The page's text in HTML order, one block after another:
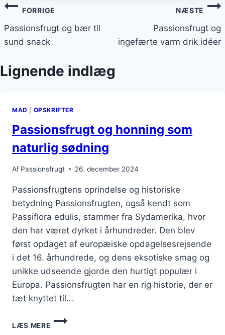
Indlægsnavigation
FORRIGE
Passionsfrugt og bær til
sund snack
NÆSTE
Passionsfrugt og
ingefærte varm drik idéer
Lignende indlæg
MAD OPSKRIFTER
Passionsfrugt og honning som
naturlig sødning
Af Passionsfrugt 26. december 2024
Passionsfrugtens oprindelse og historiske
betydning Passionsfrugten, også kendt som
Passiflora edulis, stammer fra Sydamerika, hvor
den har været dyrket i århundreder. Den blev
først opdaget af europæiske opdagelsesrejsende
i det 16. århundrede, og dens eksotiske smag og
unikke udseende gjorde den hurtigt populær i
Europa. Passionsfrugten har en rig historie, der er
tæt knyttet til…
LÆS MERE
PASSIONSFRUGT
OG